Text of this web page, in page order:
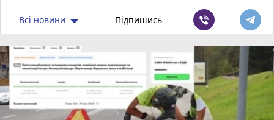
Всі новини Підпишись